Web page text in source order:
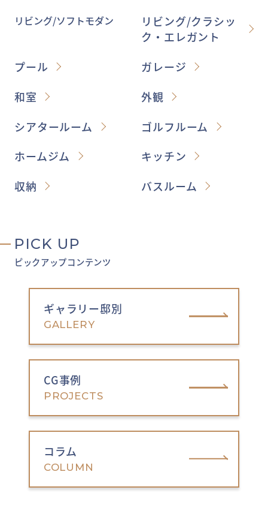
リビング/ソフトモダン
リビング/クラシッ
ク・エレガント
プール
ガレージ
和室
外観
シアタールーム
ゴルフルーム
ホームジム
キッチン
収納
バスルーム
PICK UP
ピックアップコンテンツ
ギャラリー邸別
GALLERY
CG事例
PROJECTS
コラム
COLUMN